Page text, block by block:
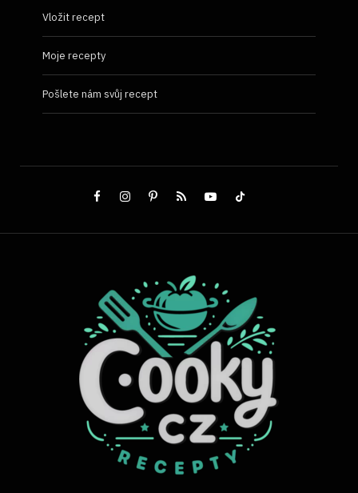
Vložit recept
Moje recepty
Pošlete nám svůj recept